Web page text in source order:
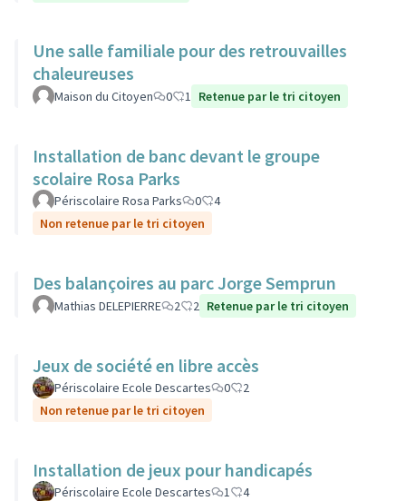
Une salle familiale pour des retrouvailles
chaleureuses
Maison du Citoyen 0 1 Retenue par le tri citoyen
Installation de banc devant le groupe
scolaire Rosa Parks
Périscolaire Rosa Parks 0
4
Non retenue par le tri citoyen
Des balançoires au parc Jorge Semprun
Mathias DELEPIERRE 2 2 Retenue par le tri citoyen
Jeux de société en libre accès
Périscolaire Ecole Descartes 0
2
Non retenue par le tri citoyen
Installation de jeux pour handicapés
Périscolaire Ecole Descartes 1
4